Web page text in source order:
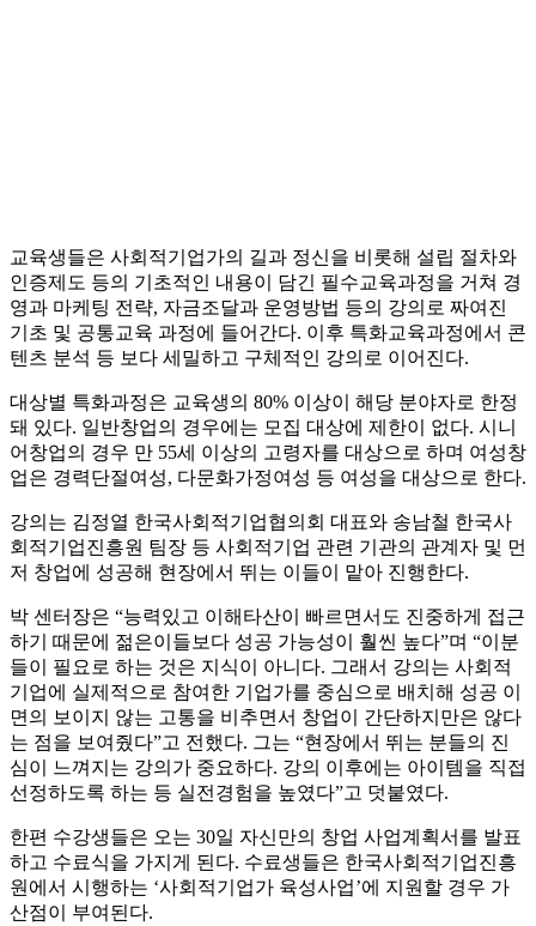
교육생들은 사회적기업가의 길과 정신을 비롯해 설립 절차와
인증제도 등의 기초적인 내용이 담긴 필수교육과정을 거쳐 경
영과 마케팅 전략, 자금조달과 운영방법 등의 강의로 짜여진
기초 및 공통교육 과정에 들어간다. 이후 특화교육과정에서 콘
텐츠 분석 등 보다 세밀하고 구체적인 강의로 이어진다.
대상별 특화과정은 교육생의 80% 이상이 해당 분야자로 한정
돼 있다. 일반창업의 경우에는 모집 대상에 제한이 없다. 시니
어창업의 경우 만 55세 이상의 고령자를 대상으로 하며 여성창
업은 경력단절여성, 다문화가정여성 등 여성을 대상으로 한다.
강의는 김정열 한국사회적기업협의회 대표와 송남철 한국사
회적기업진흥원 팀장 등 사회적기업 관련 기관의 관계자 및 먼
저 창업에 성공해 현장에서 뛰는 이들이 맡아 진행한다.
박 센터장은 “능력있고 이해타산이 빠르면서도 진중하게 접근
하기 때문에 젊은이들보다 성공 가능성이 훨씬 높다”며 “이분
들이 필요로 하는 것은 지식이 아니다. 그래서 강의는 사회적
기업에 실제적으로 참여한 기업가를 중심으로 배치해 성공 이
면의 보이지 않는 고통을 비추면서 창업이 간단하지만은 않다
는 점을 보여줬다”고 전했다. 그는 “현장에서 뛰는 분들의 진
심이 느껴지는 강의가 중요하다. 강의 이후에는 아이템을 직접
선정하도록 하는 등 실전경험을 높였다”고 덧붙였다.
한편 수강생들은 오는 30일 자신만의 창업 사업계획서를 발표
하고 수료식을 가지게 된다. 수료생들은 한국사회적기업진흥
원에서 시행하는 ‘사회적기업가 육성사업’에 지원할 경우 가
산점이 부여된다.